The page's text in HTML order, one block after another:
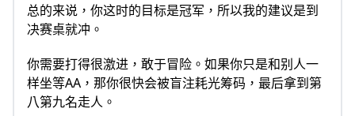
总的来说，你这时的目标是冠军，所以我的建议是到
决赛桌就冲。
你需要打得很激进，敢于冒险。如果你只是和别人一
样坐等AA，那你很快会被盲注耗光筹码，最后拿到第
八第九名走人。